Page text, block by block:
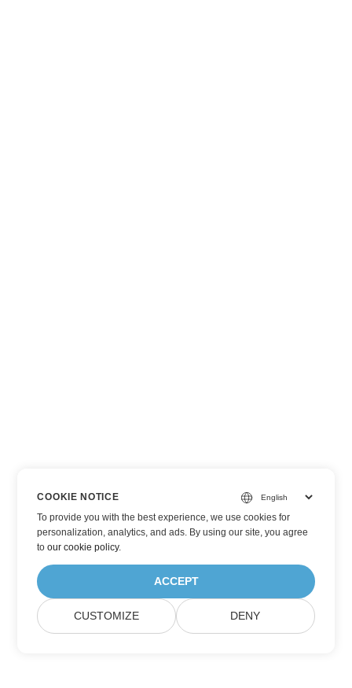
COOKIE NOTICE
To provide you with the best experience, we use cookies for
personalization, analytics, and ads. By using our site, you agree
toour cookie policy.
ACCEPT
CUSTOMIZE DENY